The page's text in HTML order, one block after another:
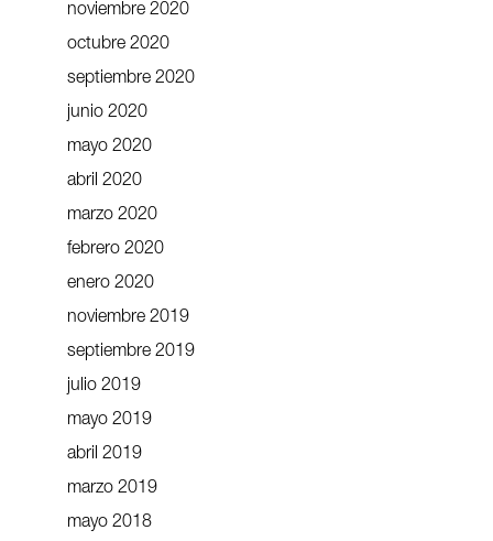
noviembre 2020
octubre 2020
septiembre 2020
junio 2020
mayo 2020
abril 2020
marzo 2020
febrero 2020
enero 2020
noviembre 2019
septiembre 2019
julio 2019
mayo 2019
abril 2019
marzo 2019
mayo 2018